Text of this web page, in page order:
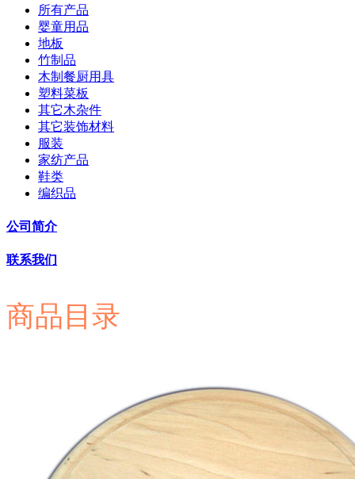
所有产品
婴童用品
地板
竹制品
木制餐厨用具
塑料菜板
其它木杂件
其它装饰材料
服装
家纺产品
鞋类
编织品
公司简介
联系我们
商品目录